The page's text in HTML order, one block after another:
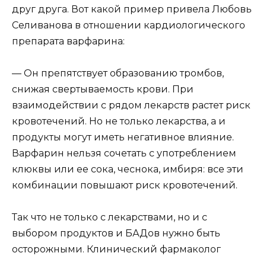
друг друга. Вот какой пример привела Любовь
Селиванова в отношении кардиологического
препарата варфарина:
— Он препятствует образованию тромбов,
снижая свертываемость крови. При
взаимодействии с рядом лекарств растет риск
кровотечений. Но не только лекарства, а и
продукты могут иметь негативное влияние.
Варфарин нельзя сочетать с употреблением
клюквы или ее сока, чеснока, имбиря: все эти
комбинации повышают риск кровотечений.
Так что не только с лекарствами, но и с
выбором продуктов и БАДов нужно быть
осторожными. Клинический фармаколог